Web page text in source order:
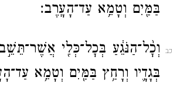
בַּמַּ֖יִם וְטָמֵ֥א עַד־הָעָֽרֶב׃
כב וְכׇ֨ל־הַנֹּגֵ֔עַ בְּכׇל־כְּלִ֖י
בְּגָדָ֛יו וְרָחַ֥ץ בַּמַּ֖יִם וְטָמֵ֥א